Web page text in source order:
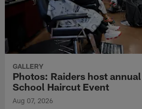
GALLERY
Photos: Raiders host
School Haircut Event
Aug 07, 2026